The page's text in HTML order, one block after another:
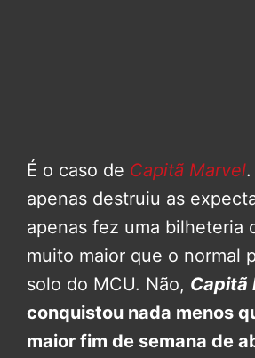
É o caso de Capitã Marvel
apenas destruiu as
apenas fez uma bilheteria
muito maior que o normal
solo do MCU. Não, Capitã
conquistou nada menos
maior fim de semana de